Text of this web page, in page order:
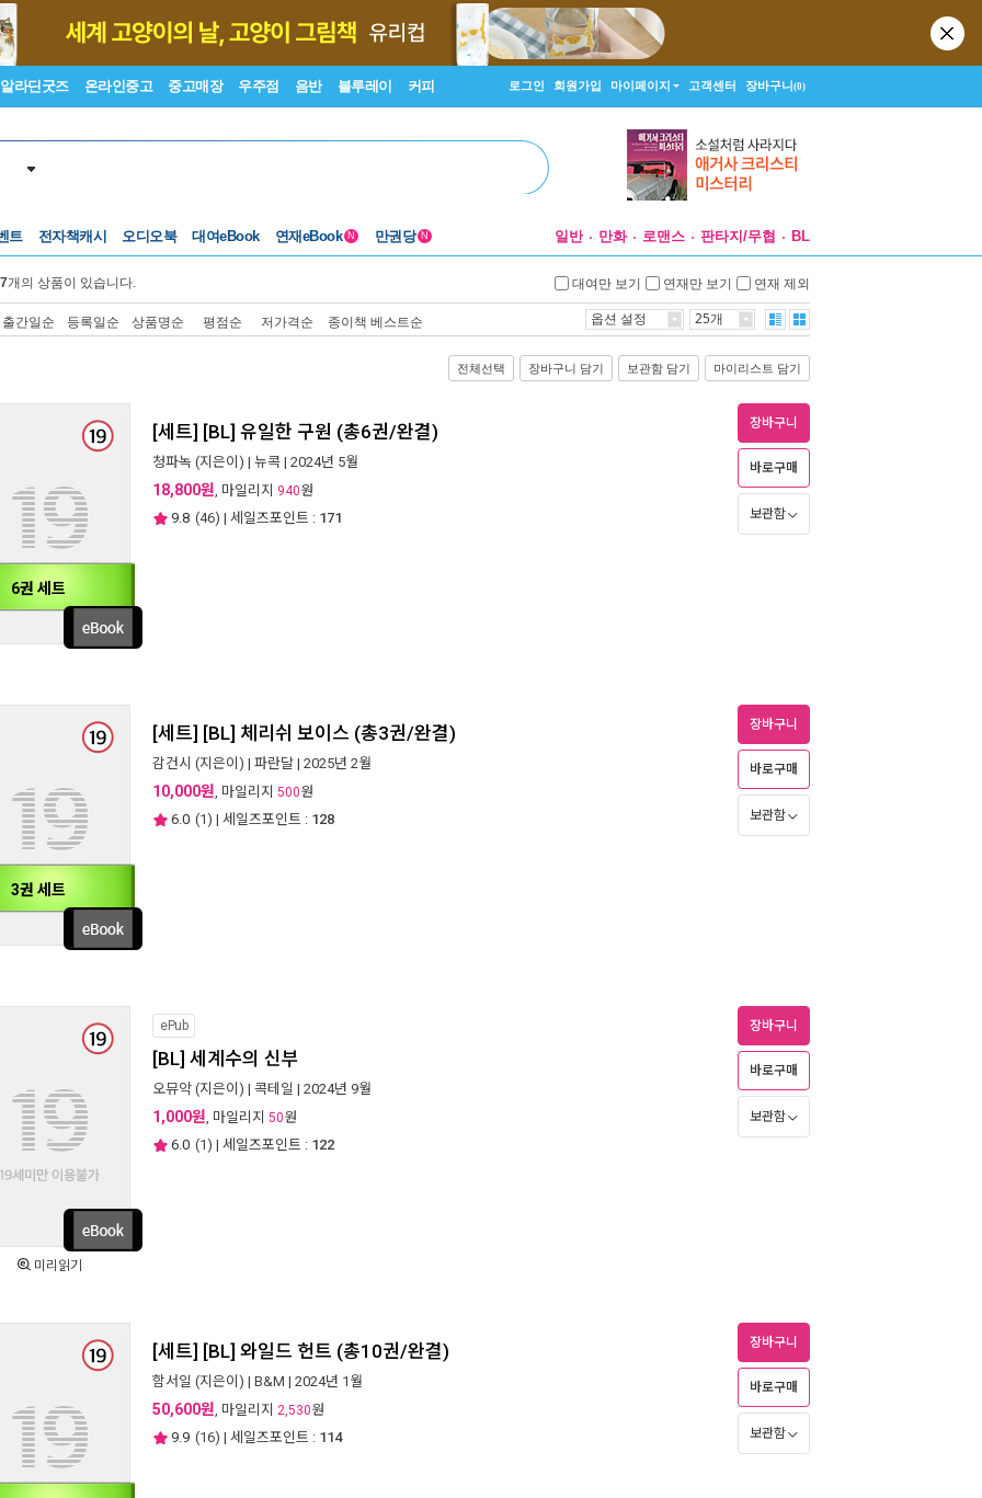
알라딘굿즈 온라인중고 중고매장 우주점 음반 블루레이 커피 로그인 회원가입 마이페이지 고객센터 장바구니(0)
트 전자책캐시 오디오북 대여eBook 연재eBook N 만권당 N 일반 만화 로맨스 판타지/무협 BL
개의 상품이 있습니다. 대여만 보기 연재만 보기 연재 제외
출간일순 등록일순 상품명순 평점순 저가격순 종이책 베스트순 옵션 설정 25개
전체선택 장바구니 담기 보관함 담기 마이리스트 담기
6권 세트
[세트] [BL] 유일한 구원 (총6권/완결)
청파녹 (지은이) | 뉴콕 | 2024년 5월
18,800원, 마일리지 940원
9.8 (46) | 세일즈포인트 : 171
장바구니
바로구매
보관함
3권 세트
[세트] [BL] 체리쉬 보이스 (총3권/완결)
감건시 (지은이) | 파란달 | 2025년 2월
10,000원, 마일리지 500원
6.0 (1) | 세일즈포인트 : 128
장바구니
바로구매
보관함
미리읽기
ePub
[BL] 세계수의 신부
오뮤악 (지은이) | 콕테일 | 2024년 9월
1,000원, 마일리지 50원
6.0 (1) | 세일즈포인트 : 122
장바구니
바로구매
보관함
[세트] [BL] 와일드 헌트 (총10권/완결)
함서일 (지은이) | B&M | 2024년 1월
50,600원, 마일리지 2,530원
9.9 (16) | 세일즈포인트 : 114
장바구니
바로구매
보관함